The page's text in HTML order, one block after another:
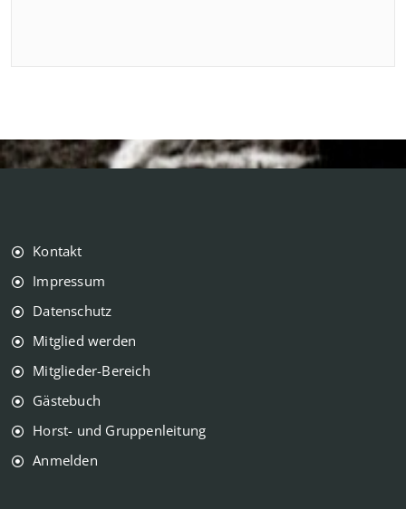
Kontakt
Impressum
Datenschutz
Mitglied werden
Mitglieder-Bereich
Gästebuch
Horst- und Gruppenleitung
Anmelden